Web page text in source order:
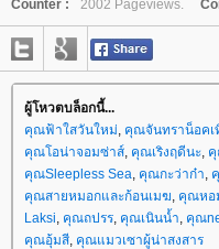
Counter : 2002 Pageviews.
ผู้โหวตบล็อกนี้...
คุณฟ้าใสวันใหม่ คุณจันทราน็อคเ
คุณโอน่าจอมซ่าส์ คุณเริงฤดีนะ
คุณSleepless Sea คุณกะว่าก๋า
คุณสายหมอกและก้อนเมฆ คุณหอ
Laksi คุณถปรร คุณเนินน้ำ คุณ
คุณอุ้มสี คุณแมวเซาผู้น่าสงสาร